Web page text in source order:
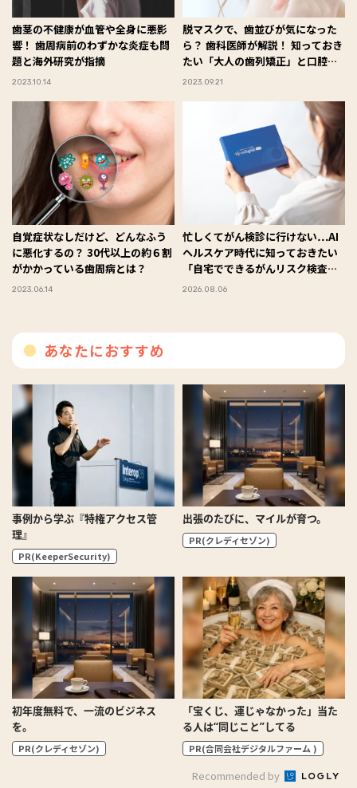
歯茎の不健康が血管や全身に悪影
響！ 歯周病前のわずかな炎症も問
題と海外研究が指摘
2023.10.14
脱マスクで、歯並びが気になった
ら？ 歯科医師が解説！ 知っておき
たい「大人の歯列矯正」と口腔ケ
アのポイント
2023.09.21
自覚症状なしだけど、どんなふう
に悪化するの？ 30代以上の約６割
がかかっている歯周病とは？
2023.06.14
忙しくてがん検診に行けない…AI
ヘルスケア時代に知っておきたい
「自宅でできるがんリスク検査」
とは【前編】
2026.08.06
あなたにおすすめ
事例から学ぶ『特権アクセス管
理』
PR(KeeperSecurity)
出張のたびに、マイルが育つ。
PR(クレディセゾン)
初年度無料で、一流のビジネス
を。
PR(クレディセゾン)
「宝くじ、運じゃなかった」当た
る人は“同じこと”してる
PR(合同会社デジタルファーム )
Recommended by